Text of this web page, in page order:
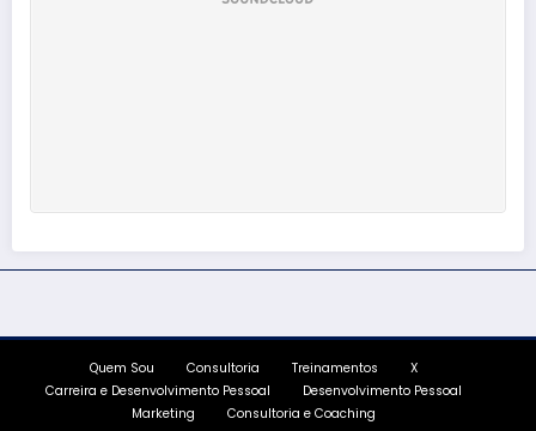
Quem Sou Consultoria Treinamentos
X
Carreira e Desenvolvimento Pessoal
Desenvolvimento Pessoal
Marketing
Consultoria e Coaching